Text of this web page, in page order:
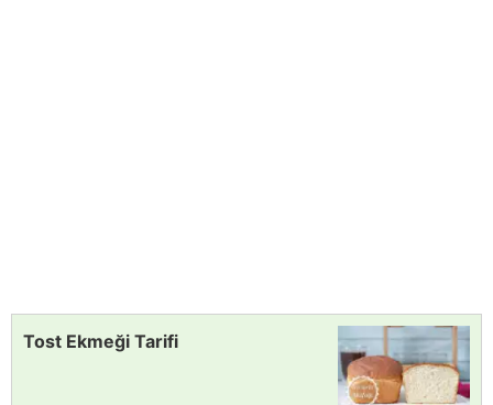
Tost Ekmeği Tarifi